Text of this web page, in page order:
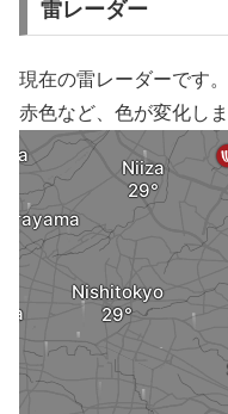
雷レーダー
現在の雷レーダーです
赤色など、色が変化しま